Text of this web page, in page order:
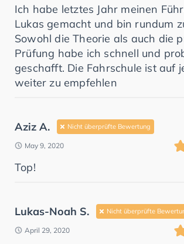
Ich habe letztes Jahr meinen
Lukas gemacht und bin rundum
Sowohl die Theorie als auch die
Prüfung habe ich schnell und
geschafft. Die Fahrschule ist auf
weiter zu empfehlen
Aziz A. Nicht überprüfte Bewertung
May 9, 2020
Top!
Lukas-Noah S. Nicht überprüfte
April 29, 2020